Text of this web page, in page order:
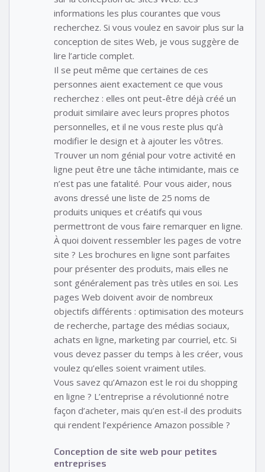
informations les plus courantes que vous
recherchez. Si vous voulez en savoir plus sur la
conception de sites Web, je vous suggère de
lire l’article complet.
Il se peut même que certaines de ces
personnes aient exactement ce que vous
recherchez : elles ont peut-être déjà créé un
produit similaire avec leurs propres photos
personnelles, et il ne vous reste plus qu’à
modifier le design et à ajouter les vôtres.
Trouver un nom génial pour votre activité en
ligne peut être une tâche intimidante, mais ce
n’est pas une fatalité. Pour vous aider, nous
avons dressé une liste de 25 noms de
produits uniques et créatifs qui vous
permettront de vous faire remarquer en ligne.
À quoi doivent ressembler les pages de votre
site ? Les brochures en ligne sont parfaites
pour présenter des produits, mais elles ne
sont généralement pas très utiles en soi. Les
pages Web doivent avoir de nombreux
objectifs différents : optimisation des moteurs
de recherche, partage des médias sociaux,
achats en ligne, marketing par courriel, etc. Si
vous devez passer du temps à les créer, vous
voulez qu’elles soient vraiment utiles.
Vous savez qu’Amazon est le roi du shopping
en ligne ? L’entreprise a révolutionné notre
façon d’acheter, mais qu’en est-il des produits
qui rendent l’expérience Amazon possible ?
Conception de site web pour petites
entreprises